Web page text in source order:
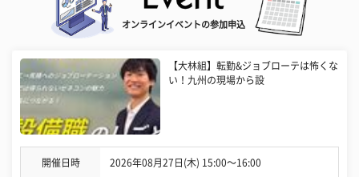
オンラインイベントの参加申込
【大林組】転勤&ジョブローテは怖くな
い！九州の現場から設
開催日時 2026年08月27日(木) 15:00〜16:00